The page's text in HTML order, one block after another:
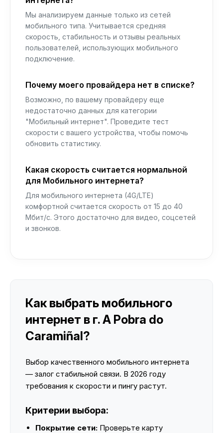
Мы анализируем данные только из сетей
мобильного типа. Учитывается средняя
скорость, стабильность и отзывы реальных
пользователей, использующих мобильного
подключение.
Почему моего провайдера нет в списке?
Возможно, по вашему провайдеру еще
недостаточно данных для категории
"Мобильный интернет". Проведите тест
скорости с вашего устройства, чтобы помочь
обновить статистику.
Какая скорость считается нормальной
для Мобильного интернета?
Для мобильного интернета (4G/LTE)
комфортной считается скорость от 15 до 40
Мбит/с. Этого достаточно для видео, соцсетей
и звонков.
Как выбрать мобильного
интернет в г. A Pobra do
Caramiñal?
Выбор качественного мобильного интернета
— залог стабильной связи. В 2026 году
требования к скорости и пингу растут.
Критерии выбора:
Покрытие сети: Проверьте карту